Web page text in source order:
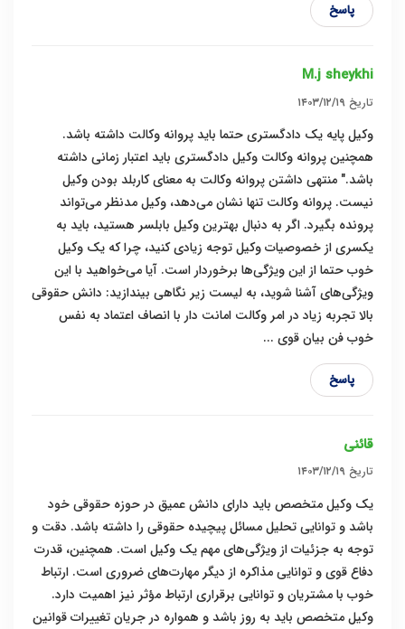
پاسخ
M.j sheykhi
تاریخ ۱۴۰۳/۱۲/۱۹
وکیل پایه یک دادگستری حتما باید پروانه وکالت داشته باشد.
همچنین پروانه وکالت وکیل دادگستری باید اعتبار زمانی داشته
باشد." منتهی داشتن پروانه وکالت به معنای کاربلد بودن وکیل
نیست. پروانه وکالت تنها نشان می‌دهد، وکیل مدنظر می‌تواند
پرونده بگیرد. اگر به دنبال بهترین وکیل بابلسر هستید، باید به
یکسری از خصوصیات وکیل توجه زیادی کنید، چرا که یک وکیل
خوب حتما از این ویژگی‌ها برخوردار است. آیا می‌خواهید با این
ویژگی‌های آشنا شوید، به لیست زیر نگاهی بیندازید: دانش حقوقی
بالا تجربه زیاد در امر وکالت امانت دار با انصاف اعتماد به نفس
خوب فن بیان قوی ...
پاسخ
قائنی
تاریخ ۱۴۰۳/۱۲/۱۹
یک وکیل متخصص باید دارای دانش عمیق در حوزه حقوقی خود
باشد و توانایی تحلیل مسائل پیچیده حقوقی را داشته باشد. دقت و
توجه به جزئیات از ویژگی‌های مهم یک وکیل است. همچنین، قدرت
دفاع قوی و توانایی مذاکره از دیگر مهارت‌های ضروری است. ارتباط
خوب با مشتریان و توانایی برقراری ارتباط مؤثر نیز اهمیت دارد.
وکیل متخصص باید به روز باشد و همواره در جریان تغییرات قوانین